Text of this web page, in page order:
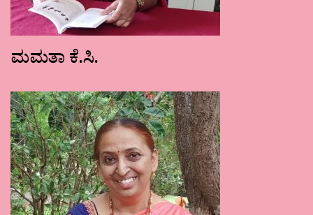
ಮಮತಾ ಕೆ.ಸಿ.